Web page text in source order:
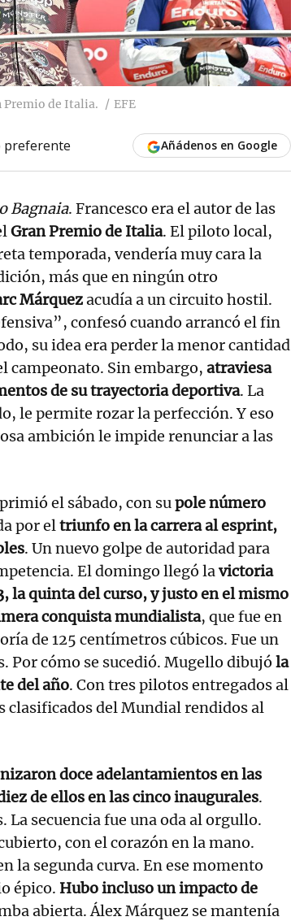
Premio de Italia. EFE
preferente Añádenos en Google
Bagnaia. Francesco era el autor de las
Gran Premio de Italia. El piloto local,
temporada, vendería muy cara la
más que en ningún otro
Márquezacudía a un circuito hostil.
confesó cuando arrancó el fin
su idea era perder la menor cantidad
campeonato. Sin embargo, atraviesa
de su trayectoria deportiva. La
le permite rozar la perfección. Y eso
ambición le impide renunciar a las
el sábado, con supole número
por eltriunfo en la carrera al esprint,
. Un nuevo golpe de autoridad para
El domingo llegó lavictoria
la quinta del curso, y justo en el mismo
conquista mundialista, que fue en
de 125 centímetros cúbicos. Fue un
Por cómo se sucedió. Mugello dibujó la
del año. Con tres pilotos entregados al
clasificados del Mundial rendidos al
doce adelantamientos en las
de ellos en las cinco inaugurales.
La secuencia fue una oda al orgullo.
con el corazón en la mano.
la segunda curva. En ese momento
épico. Hubo incluso un impacto de
abierta. Álex Márquez se mantenía